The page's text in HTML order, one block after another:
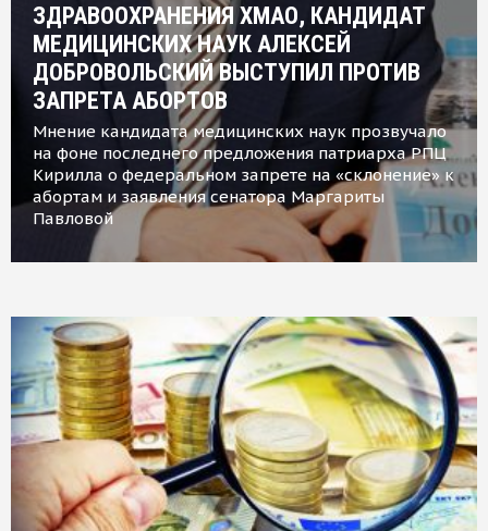
ЗДРАВООХРАНЕНИЯ ХМАО, КАНДИДАТ
МЕДИЦИНСКИХ НАУК АЛЕКСЕЙ
ДОБРОВОЛЬСКИЙ ВЫСТУПИЛ ПРОТИВ
ЗАПРЕТА АБОРТОВ
Мнение кандидата медицинских наук прозвучало
на фоне последнего предложения патриарха РПЦ
Кирилла о федеральном запрете на «склонение» к
абортам и заявления сенатора Маргариты
Павловой